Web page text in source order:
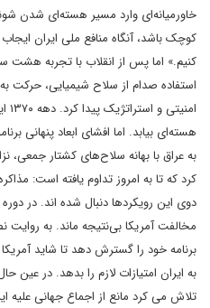
خاورمیانه‌ای وارد مسیر هسته‌ای شدن
کوچک باشد، آنگاه منافع ملی ایران
کنیم.» اما پس از انقلاب با تجربه
استفاده صدام از سلاح شیمیایی،
هسته‌ای بیابد. اما افشای ابعاد پنهانی
به عراق با بهانه سلاح‌‌های کشتار جمعی،
کرد که تا به امروز تداوم یافته است:
دوی این رویکردها دنبال شده اند. در دوره
مخالفت آمریکا بی‌نتیجه ماند. به
برنامه خود را گسترش دهد تا شاید
به ایران امتیازات لازم را بدهد. در عین
تلاش می کرد مانع از اجماع جهانی علیه